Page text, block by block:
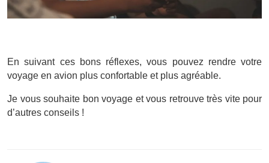
En suivant ces bons réflexes, vous pouvez rendre votre
voyage en avion plus confortable et plus agréable.
Je vous souhaite bon voyage et vous retrouve très vite pour
d’autres conseils !